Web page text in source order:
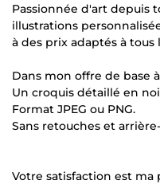
Passionnée d'art depuis
illustrations
à des prix adaptés à tous
Dans mon offre de base à
Un croquis détaillé en
Format JPEG ou PNG.
Sans retouches et
Votre satisfaction est ma